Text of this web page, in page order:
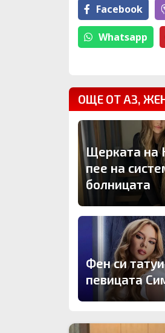
Facebook
Whatsapp
ОЩЕ ОТ АЗ,
Щерката на
пее на
болницата
Фен си
певицата